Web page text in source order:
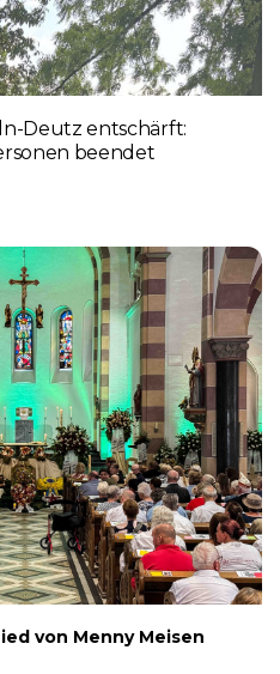
Deutz entschärft:
beendet
von Menny Meisen